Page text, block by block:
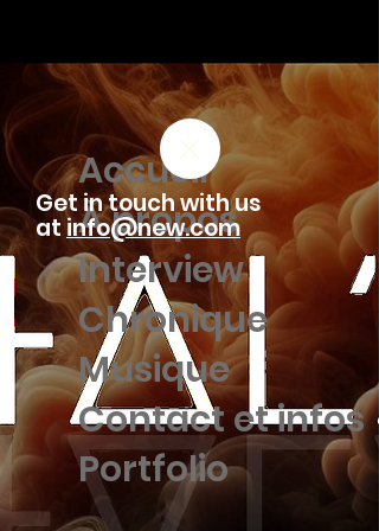
Accueil
À propos
Interview
Chronique
Musique
Contact et infos
Portfolio
Get in touch with us
atinfo@new.com